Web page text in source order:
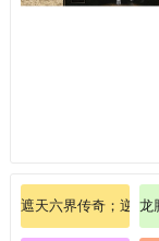
遮天六界传奇；逆天龙